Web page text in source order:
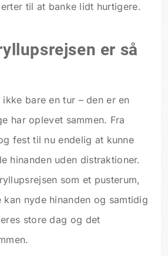
til at banke lidt hurtigere.
er så
bare en tur – den er en
har oplevet sammen. Fra
fest til nu endelig at kunne
hinanden uden distraktioner.
som et pusterum,
nyde hinanden og samtidig
store dag og det